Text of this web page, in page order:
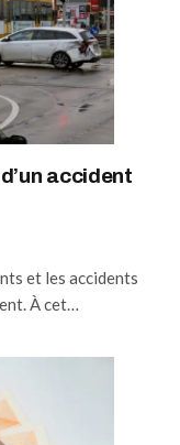
accident
et les accidents
À cet…